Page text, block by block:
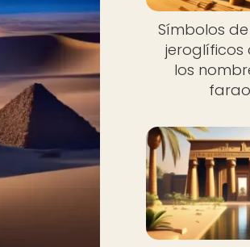
Símbolos
jeroglíficos
los